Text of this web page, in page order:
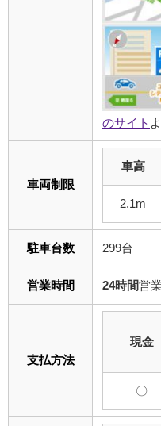
のサイト
車両制限
車高
2.1m
駐車台数 299台
営業時間 24時間営業
支払方法
現金
〇